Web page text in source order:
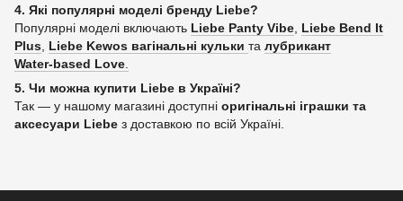
4. Які популярні моделі бренду Liebe?
Популярні моделі включають Liebe Panty Vibe Liebe Bend It
Plus Liebe Kewos вагінальні кульки та лубрикант
Water‑based Love
5. Чи можна купити Liebe в Україні?
Так — у нашому магазині доступні оригінальні іграшки та
аксесуари Liebe з доставкою по всій Україні.